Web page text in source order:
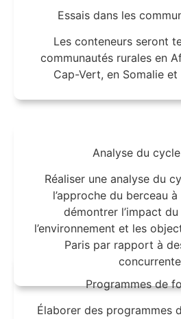
Essais dans les
Les conteneurs seront
communautés rurales en
Cap-Vert, en Somalie
Analyse du
Réaliser une analyse du
l’approche du berceau
démontrer l’impact
l’environnement et les
Paris par rapport à
Programmes de
Élaborer des programmes